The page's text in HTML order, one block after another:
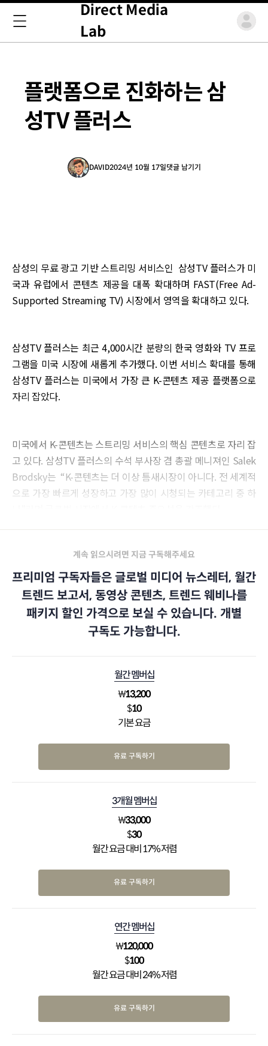
Direct Media
Lab
플랫폼으로 진화하는 삼
성TV 플러스
DAVID2024년 10월 17일댓글 남기기
삼성의 무료 광고 기반 스트리밍 서비스인 삼성TV 플러스가 미
국과 유럽에서 콘텐츠 제공을 대폭 확대하며 FAST(Free Ad-
Supported Streaming TV) 시장에서 영역을 확대하고 있다.
삼성TV 플러스는 최근 4,000시간 분량의 한국 영화와 TV 프로
그램을 미국 시장에 새롭게 추가했다. 이번 서비스 확대를 통해
삼성TV 플러스는 미국에서 가장 큰 K-콘텐츠 제공 플랫폼으로
자리 잡았다.
미국에서 K-콘텐츠는 스트리밍 서비스의 핵심 콘텐츠로 자리 잡
고 있다. 삼성TV 플러스의 수석 부사장 겸 총괄 메니져인 Salek
Brodsky는 “K-콘텐츠는 더 이상 틈새시장이 아니다. 전 세계적
으로 가장 빠르게 성장하고 가장 많이 시청되는 카테고리 중 하
계속 읽으시려면 지금 구독해주세요
프리미엄 구독자들은 글로벌 미디어 뉴스레터, 월간
트렌드 보고서, 동영상 콘텐츠, 트렌드 웨비나를
패키지 할인 가격으로 보실 수 있습니다. 개별
구독도 가능합니다.
월간 멤버십
₩13,200
$10
기본 요금
유료 구독하기
3개월 멤버십
₩33,000
$30
월간 요금 대비 17% 저렴
유료 구독하기
연간 멤버십
₩120,000
$100
월간 요금 대비 24% 저렴
유료 구독하기